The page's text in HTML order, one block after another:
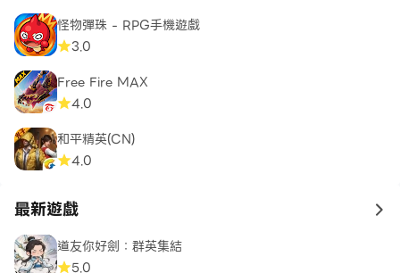
怪物彈珠 - RPG手機遊戲
3.0
Free Fire MAX
4.0
和平精英(CN)
4.0
最新遊戲 to
道友你好劍：群英集結
5.0